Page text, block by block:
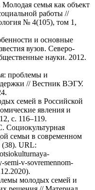
семья как объект
работы //
№ 4(105), том 1,
и основные
вузов. Северо-
науки. 2012.
проблемы и
// Вестник ВЭГУ.
семей в Российской
явления и
с. 116–119.
Социокультурная
семьи в современном
(38). URL:
semi-v-sovremennom-
молодых семей и